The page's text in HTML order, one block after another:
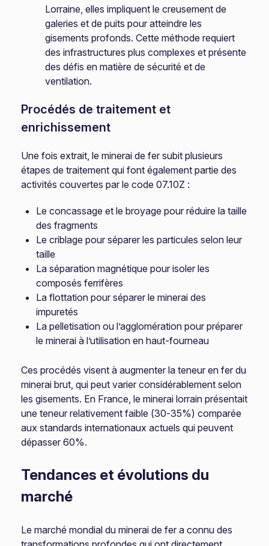
Lorraine, elles impliquent le creusement de
galeries et de puits pour atteindre les
gisements profonds. Cette méthode requiert
des infrastructures plus complexes et présente
des défis en matière de sécurité et de
ventilation.
Procédés de traitement et
enrichissement
Une fois extrait, le minerai de fer subit plusieurs
étapes de traitement qui font également partie des
activités couvertes par le code 07.10Z :
Le concassage et le broyage pour réduire la taille
des fragments
Le criblage pour séparer les particules selon leur
taille
La séparation magnétique pour isoler les
composés ferrifères
La flottation pour séparer le minerai des
impuretés
La pelletisation ou l’agglomération pour préparer
le minerai à l’utilisation en haut-fourneau
Ces procédés visent à augmenter la teneur en fer du
minerai brut, qui peut varier considérablement selon
les gisements. En France, le minerai lorrain présentait
une teneur relativement faible (30-35%) comparée
aux standards internationaux actuels qui peuvent
dépasser 60%.
Tendances et évolutions du
marché
Le marché mondial du minerai de fer a connu des